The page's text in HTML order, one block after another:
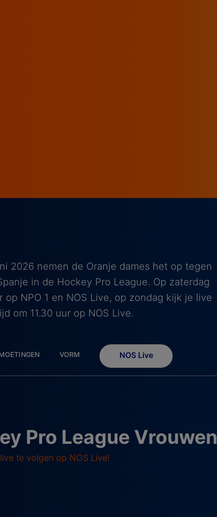
2026 nemen de Oranje dames het op tegen
in de Hockey Pro League. Op zaterdag
NPO 1 en NOS Live, op zondag kijk je live
om 11.30 uur op NOS Live.
VORM NOS Live
Pro League Vrouwen
te volgen op NOS Live!